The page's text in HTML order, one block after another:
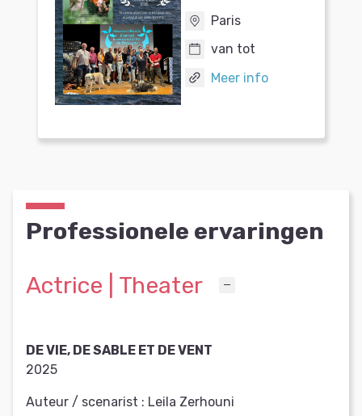
Paris
van tot
Meer info
Professionele ervaringen
Actrice | Theater
DE VIE, DE SABLE ET DE VENT
2025
Auteur / scenarist : Leila Zerhouni